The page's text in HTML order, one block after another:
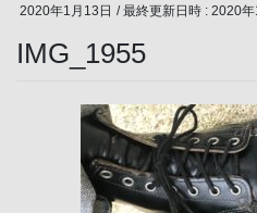
2020年1月13日 / 最終更新日時 : 2020年
IMG_1955